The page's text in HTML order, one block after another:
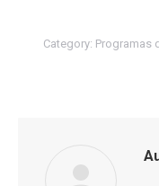
Category: Programas